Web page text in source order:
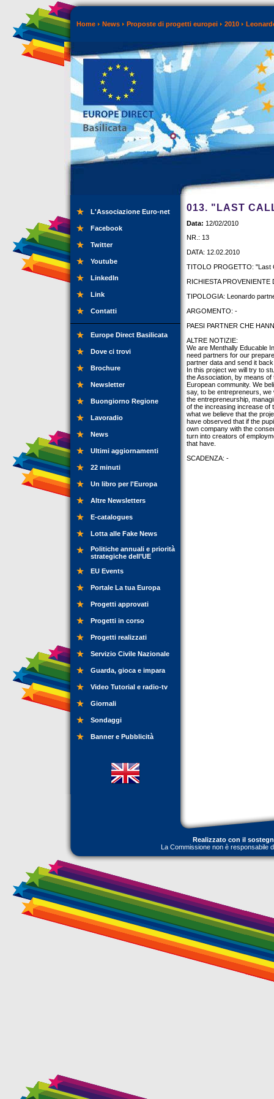
Home News Proposte di progetti europei 2010
L'Associazione Euro-net
Facebook
Twitter
Youtube
LinkedIn
Link
Contatti
Europe Direct Basilicata
Dove ci trovi
Brochure
Newsletter
Buongiorno Regione
Lavoradio
News
Ultimi aggiornamenti
22 minuti
Un libro per l'Europa
Altre Newsletters
E-catalogues
Lotta alle Fake News
Politiche annuali e priorità
strategiche dell’UE
EU Events
Portale La tua Europa
Progetti approvati
Progetti in corso
Progetti realizzati
Servizio Civile Nazionale
Guarda, gioca e impara
Video Tutorial e radio-tv
Giornali
Sondaggi
Banner e Pubblicità
013. "LAST
Data: 12/02/2010
NR.: 13
DATA: 12.02.2010
TITOLO PROGETTO: "Last
RICHIESTA
TIPOLOGIA: Leonardo
ARGOMENTO: -
PAESI PARTNER CHE
ALTRE NOTIZIE:
We are Menthally Educable
need partners for our
partner data and send it
In this project we will try to
the Association, by means
European community. We
say, to be entrepreneurs, we
the entrepreneurship,
of the increasing increase of
what we believe that the
have observed that if the
own company with the
turn into creators of
that have.
SCADENZA: -
Realizzato con il
La Commissione non è responsabile